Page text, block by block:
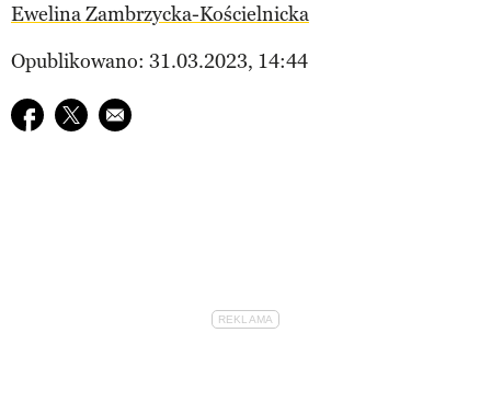
Ewelina Zambrzycka-Kościelnicka
Opublikowano: 31.03.2023, 14:44
Udostępnij na facebook
Udostępnij na twitter
E-mail do przyjaciela